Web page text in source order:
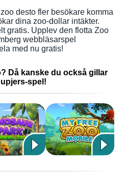
desto fler besökare komma
dina zoo-dollar intäkter.
gratis. Upplev den flotta Zoo
webbläsarspel
med nu gratis!
Då kanske du också gillar
spel!